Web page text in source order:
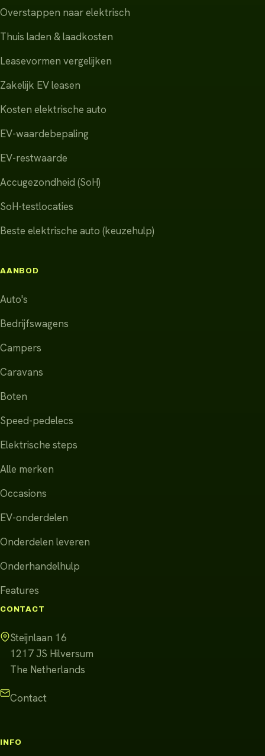
Overstappen naar elektrisch
Thuis laden & laadkosten
Leasevormen vergelijken
Zakelijk EV leasen
Kosten elektrische auto
EV-waardebepaling
EV-restwaarde
Accugezondheid (SoH)
SoH-testlocaties
Beste elektrische auto (keuzehulp)
AANBOD
Auto's
Bedrijfswagens
Campers
Caravans
Boten
Speed-pedelecs
Elektrische steps
Alle merken
Occasions
EV-onderdelen
Onderdelen leveren
Onderhandelhulp
Features
CONTACT
Steijnlaan 16
1217 JS Hilversum
The Netherlands
Contact
INFO